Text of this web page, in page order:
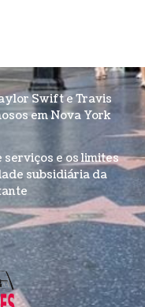
Swift e Travis
em Nova York
e os limites
subsidiária da